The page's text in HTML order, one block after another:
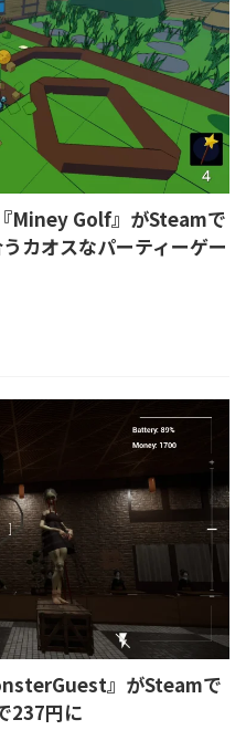
Miney Golf』がSteamで
カオスなパーティーゲー
』がSteamで
237円に